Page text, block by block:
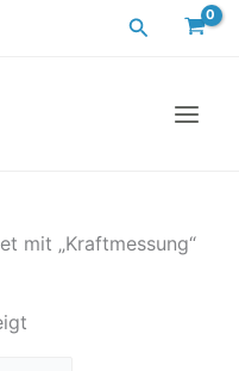
Suchen
mit „Kraftmessung“